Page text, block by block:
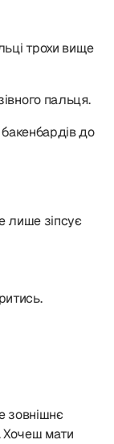
трохи вище
пальця.
бакенбардів до
лише зіпсує
зовнішнє
Хочеш мати